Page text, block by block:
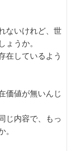
ないけれど、世
うか。
在しているよう
価値が無いんじ
じ内容で、もっ